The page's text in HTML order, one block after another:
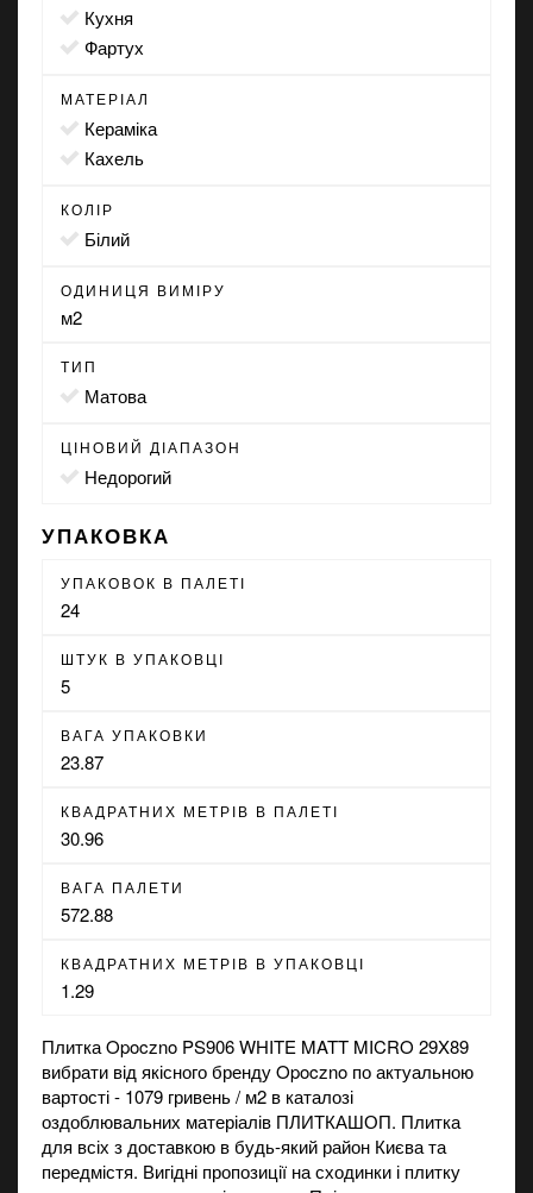
кухня
фартух
МАТЕРІАЛ
Кераміка
Кахель
КОЛІР
білий
ОДИНИЦЯ ВИМІРУ
м2
ТИП
матова
ЦІНОВИЙ ДІАПАЗОН
Недорогий
УПАКОВКА
УПАКОВОК В ПАЛЕТІ
24
ШТУК В УПАКОВЦІ
5
ВАГА УПАКОВКИ
23.87
КВАДРАТНИХ МЕТРІВ В ПАЛЕТІ
30.96
ВАГА ПАЛЕТИ
572.88
КВАДРАТНИХ МЕТРІВ В УПАКОВЦІ
1.29
Плитка Opoczno PS906 WHITE MATT MICRO 29X89
вибрати від якісного бренду Opoczno по актуальною
вартості - 1079 гривень / м2 в каталозі
оздоблювальних матеріалів ПЛИТКАШОП. Плитка
для всіх з доставкою в будь-який район Києва та
передмістя. Вигідні пропозиції насходинки і плитку